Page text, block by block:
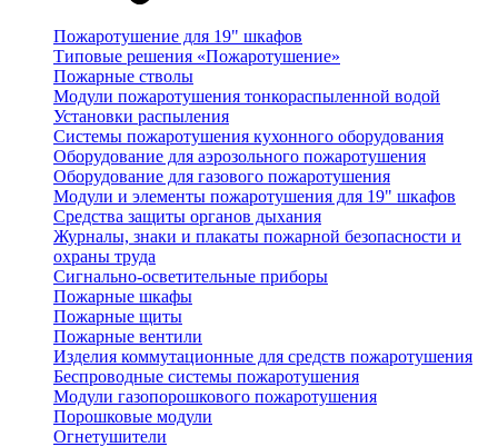
Пожаротушение для 19" шкафов
Типовые решения «Пожаротушение»
Пожарные стволы
Модули пожаротушения тонкораспыленной водой
Установки распыления
Системы пожаротушения кухонного оборудования
Оборудование для аэрозольного пожаротушения
Оборудование для газового пожаротушения
Модули и элементы пожаротушения для 19" шкафов
Средства защиты органов дыхания
Журналы, знаки и плакаты пожарной безопасности и
охраны труда
Сигнально-осветительные приборы
Пожарные шкафы
Пожарные щиты
Пожарные вентили
Изделия коммутационные для средств пожаротушения
Беспроводные системы пожаротушения
Модули газопорошкового пожаротушения
Порошковые модули
Огнетушители